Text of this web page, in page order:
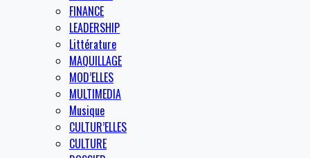
FINANCE
LEADERSHIP
Littérature
MAQUILLAGE
MOD’ELLES
MULTIMEDIA
Musique
CULTUR’ELLES
CULTURE